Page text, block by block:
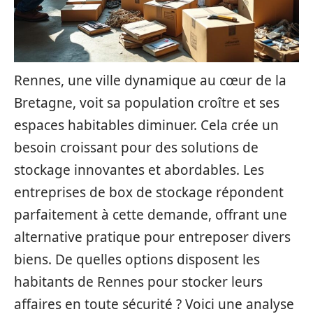
Rennes, une ville dynamique au cœur de la
Bretagne, voit sa population croître et ses
espaces habitables diminuer. Cela crée un
besoin croissant pour des solutions de
stockage innovantes et abordables. Les
entreprises de box de stockage répondent
parfaitement à cette demande, offrant une
alternative pratique pour entreposer divers
biens. De quelles options disposent les
habitants de Rennes pour stocker leurs
affaires en toute sécurité ? Voici une analyse